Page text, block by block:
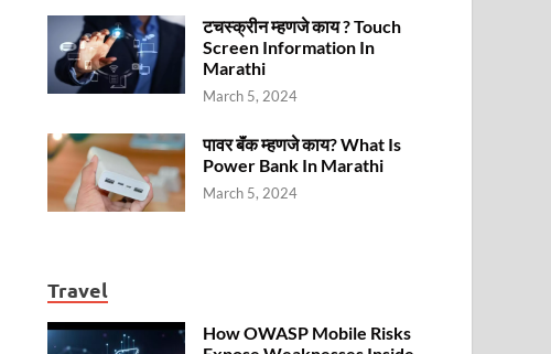
टचस्क्रीन म्हणजे काय ? Touch
Screen Information In
Marathi
March 5, 2024
पावर बॅंक म्हणजे काय? What Is
Power Bank In Marathi
March 5, 2024
Travel
How OWASP Mobile Risks